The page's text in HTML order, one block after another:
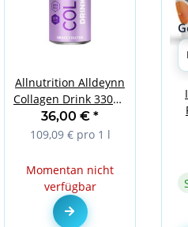
Allnutrition Alldeynn
Collagen Drink 330ml
Grapefrutini - 24
Stück
36,00 € *
109,09 € pro 1 l
Momentan nicht
verfügbar
Zum Artikel